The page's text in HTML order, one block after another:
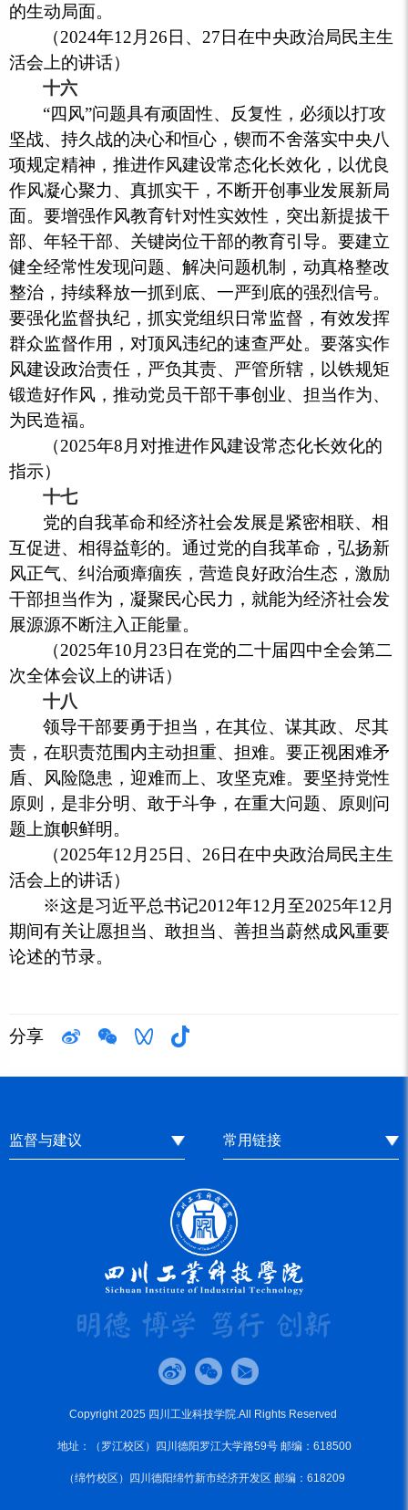
的生动局面。
（2024年12月26日、27日在中央政治局民主生
活会上的讲话）
十六
“四风”问题具有顽固性、反复性，必须以打攻
坚战、持久战的决心和恒心，锲而不舍落实中央八
项规定精神，推进作风建设常态化长效化，以优良
作风凝心聚力、真抓实干，不断开创事业发展新局
面。要增强作风教育针对性实效性，突出新提拔干
部、年轻干部、关键岗位干部的教育引导。要建立
健全经常性发现问题、解决问题机制，动真格整改
整治，持续释放一抓到底、一严到底的强烈信号。
要强化监督执纪，抓实党组织日常监督，有效发挥
群众监督作用，对顶风违纪的速查严处。要落实作
风建设政治责任，严负其责、严管所辖，以铁规矩
锻造好作风，推动党员干部干事创业、担当作为、
为民造福。
（2025年8月对推进作风建设常态化长效化的
指示）
十七
党的自我革命和经济社会发展是紧密相联、相
互促进、相得益彰的。通过党的自我革命，弘扬新
风正气、纠治顽瘴痼疾，营造良好政治生态，激励
干部担当作为，凝聚民心民力，就能为经济社会发
展源源不断注入正能量。
（2025年10月23日在党的二十届四中全会第二
次全体会议上的讲话）
十八
领导干部要勇于担当，在其位、谋其政、尽其
责，在职责范围内主动担重、担难。要正视困难矛
盾、风险隐患，迎难而上、攻坚克难。要坚持党性
原则，是非分明、敢于斗争，在重大问题、原则问
题上旗帜鲜明。
（2025年12月25日、26日在中央政治局民主生
活会上的讲话）
※这是习近平总书记2012年12月至2025年12月
期间有关让愿担当、敢担当、善担当蔚然成风重要
论述的节录。
分享
监督与建议 常用链接
Copyright 2025 四川工业科技学院.All Rights Reserved
地址：（罗江校区）四川德阳罗江大学路59号 邮编：618500
（绵竹校区）四川德阳绵竹新市经济开发区 邮编：618209